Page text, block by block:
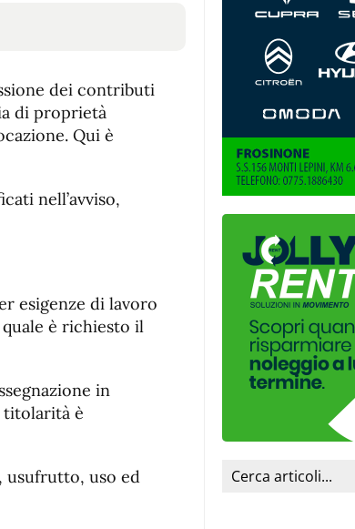
dei contributi
di proprietà
Qui è
nell’avviso,
esigenze di lavoro
è richiesto il
in
titolarità è
uso ed